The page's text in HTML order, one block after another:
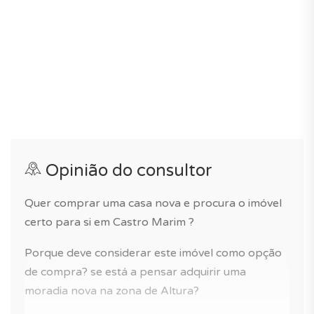
Opinião do consultor
Quer comprar uma casa nova e procura o imóvel
certo para si em Castro Marim ?
Porque deve considerar este imóvel como opção
de compra? se está a pensar adquirir uma
moradia nova na zona de Altura?